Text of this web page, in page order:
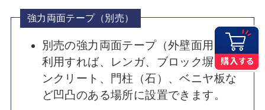
強力両面テープ（別売）
別売の強力両面テープ（外壁面用）を
利用すれば、レンガ、ブロック塀、コ
ンクリート、門柱（石）、ベニヤ板な
ど凹凸のある場所に設置できます。